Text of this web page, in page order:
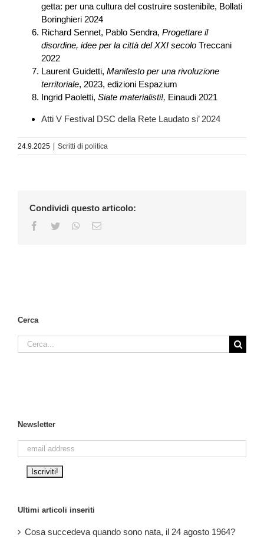
getta: per una cultura del costruire sostenibile, Bollati
Boringhieri 2024
Richard Sennet, Pablo Sendra, Progettare il
disordine, idee per la città del XXI secolo Treccani
2022
Laurent Guidetti, Manifesto per una rivoluzione
territoriale, 2023, edizioni Espazium
Ingrid Paoletti, Siate materialisti!, Einaudi 2021
Atti V Festival DSC della Rete Laudato si’ 2024
24.9.2025 Scritti di politica
Condividi questo articolo:
Facebook
Twitter WhatsApp
Email
Cerca
Cerca
per:
Newsletter
Ultimi articoli inseriti
Cosa succedeva quando sono nata, il 24 agosto 1964?